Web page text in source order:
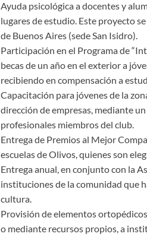
Ayuda psicológica a docentes y
lugares de estudio. Este proyecto
de Buenos Aires (sede San Isidro).
Participación en el Programa de
becas de un año en el exterior a
recibiendo en compensación a
Capacitación para jóvenes de la
dirección de empresas, mediante
profesionales miembros del club.
Entrega de Premios al Mejor
escuelas de Olivos, quienes son
Entrega anual, en conjunto con la
instituciones de la comunidad que
cultura.
Provisión de elementos
o mediante recursos propios, a